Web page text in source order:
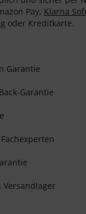
Pay, Klarna
oder Kreditkarte.
Garantie
Garantie
Versandlager